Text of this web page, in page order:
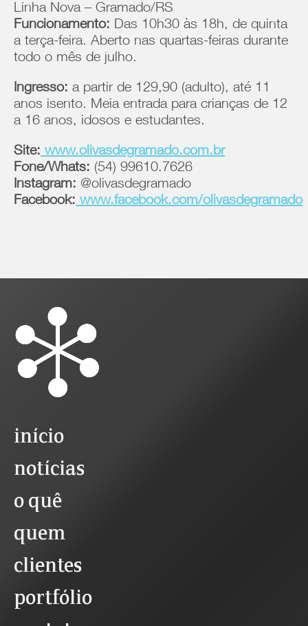
Linha Nova – Gramado/RS
Funcionamento: Das 10h30 às 18h, de quinta
a terça-feira. Aberto nas quartas-feiras durante
todo o mês de julho.
Ingresso: a partir de 129,90 (adulto), até 11
anos isento. Meia entrada para crianças de 12
a 16 anos, idosos e estudantes.
Site:www.olivasdegramado.com.br
Fone/Whats: (54) 99610.7626
Instagram: @olivasdegramado
Facebook:www.facebook.com/olivasdegramado
início
notícias
o quê
quem
clientes
portfólio